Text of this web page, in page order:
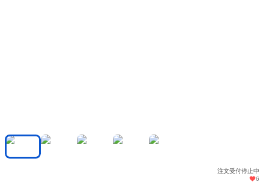
注文受付停止中
6